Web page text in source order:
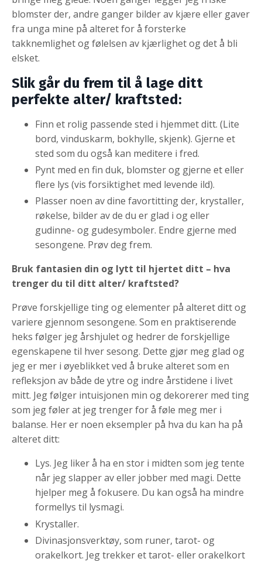
blomster der, andre ganger bilder av kjære eller gaver
fra unga mine på alteret for å forsterke
takknemlighet og følelsen av kjærlighet og det å bli
elsket.
Slik går du frem til å lage ditt
perfekte alter/ kraftsted:
Finn et rolig passende sted i hjemmet ditt. (Lite
bord, vinduskarm, bokhylle, skjenk). Gjerne et
sted som du også kan meditere i fred.
Pynt med en fin duk, blomster og gjerne et eller
flere lys (vis forsiktighet med levende ild).
Plasser noen av dine favortitting der, krystaller,
røkelse, bilder av de du er glad i og eller
gudinne- og gudesymboler. Endre gjerne med
sesongene. Prøv deg frem.
Bruk fantasien din og lytt til hjertet ditt – hva
trenger du til ditt alter/ kraftsted?
Prøve forskjellige ting og elementer på alteret ditt og
variere gjennom sesongene. Som en praktiserende
heks følger jeg årshjulet og hedrer de forskjellige
egenskapene til hver sesong. Dette gjør meg glad og
jeg er mer i øyeblikket ved å bruke alteret som en
refleksjon av både de ytre og indre årstidene i livet
mitt. Jeg følger intuisjonen min og dekorerer med ting
som jeg føler at jeg trenger for å føle meg mer i
balanse. Her er noen eksempler på hva du kan ha på
alteret ditt:
Lys. Jeg liker å ha en stor i midten som jeg tente
når jeg slapper av eller jobber med magi. Dette
hjelper meg å fokusere. Du kan også ha mindre
formellys til lysmagi.
Krystaller.
Divinasjonsverktøy, som runer, tarot- og
orakelkort. Jeg trekker et tarot- eller orakelkort